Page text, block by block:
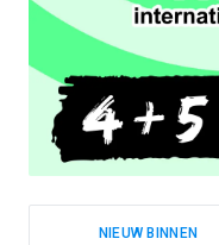
NIEUW BINNEN